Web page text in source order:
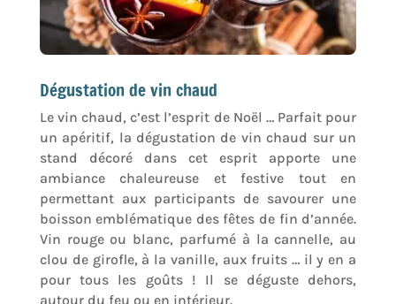
Dégustation de vin chaud
Le vin chaud, c’est l’esprit de Noël … Parfait pour
un apéritif, la dégustation de vin chaud sur un
stand décoré dans cet esprit apporte une
ambiance chaleureuse et festive tout en
permettant aux participants de savourer une
boisson emblématique des fêtes de fin d’année.
Vin rouge ou blanc, parfumé à la cannelle, au
clou de girofle, à la vanille, aux fruits … il y en a
pour tous les goûts ! Il se déguste dehors,
autour du feu ou en intérieur.